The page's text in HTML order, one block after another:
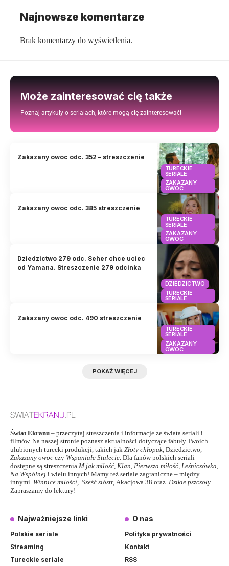
Najnowsze komentarze
Brak komentarzy do wyświetlenia.
Może zainteresować cię także
Poznaj artykuły o serialach, które mogą cię zainteresować!
TURECKIE
SERIALE
ZAKAZANY
OWOC
Zakazany owoc odc. 352 – streszczenie
TURECKIE
SERIALE
ZAKAZANY
OWOC
Zakazany owoc odc. 385 streszczenie
DZIEDZICTWO
TURECKIE
SERIALE
Dziedzictwo 279 odc. Seher chce uciec
od Yamana. Streszczenie 279 odcinka
TURECKIE
SERIALE
ZAKAZANY
OWOC
Zakazany owoc odc. 490 streszczenie
POKAŻ WIĘCEJ
Świat Ekranu – przeczytaj streszczenia i informacje ze świata seriali i
filmów. Na naszej stronie poznasz aktualności dotyczące fabuły Twoich
ulubionych turecki produkcji, takich jak Złoty chłopak, Dziedzictwo,
Zakazany owoc czy Wspaniałe Stulecie. Dla fanów polskich seriali
dostępne są streszczenia M jak miłość, Klan, Pierwsza miłość, Leśniczówka,
Na Wspólnej i wielu innych! Mamy też seriale zagraniczne – między
innymi Winnice miłości, Sześć sióstr, Akacjowa 38 oraz Dzikie pszczoły.
Zapraszamy do lektury!
Najważniejsze linki
Polskie seriale
Streaming
Tureckie seriale
O nas
Polityka prywatności
Kontakt
RSS